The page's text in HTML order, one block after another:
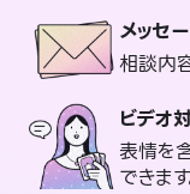
メッセ
相談内
ビデオ
表情を
できます